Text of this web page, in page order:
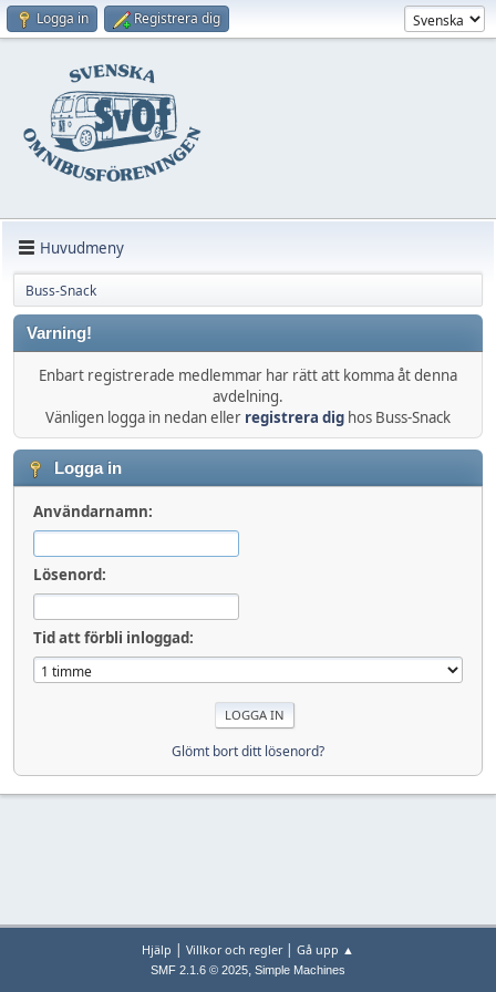
Logga in Registrera dig
Huvudmeny
Buss-Snack
Varning!
Enbart registrerade medlemmar har rätt att komma åt denna
avdelning.
Vänligen logga in nedan eller registrera dig hos Buss-Snack
Logga in
Användarnamn:
Lösenord:
Tid att förbli inloggad:
Glömt bort ditt lösenord?
Hjälp | Villkor och regler| Gå upp ▲
SMF 2.1.6 © 2025, Simple Machines